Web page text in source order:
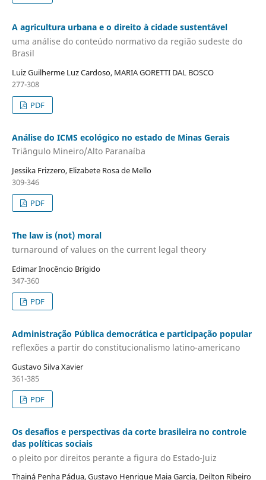
A agricultura urbana e o direito à cidade sustentável
uma análise do conteúdo normativo da região sudeste do
Brasil
Luiz Guilherme Luz Cardoso, MARIA GORETTI DAL BOSCO
277-308
PDF
Análise do ICMS ecológico no estado de Minas Gerais
Triângulo Mineiro/Alto Paranaíba
Jessika Frizzero, Elizabete Rosa de Mello
309-346
PDF
The law is (not) moral
turnaround of values on the current legal theory
Edimar Inocêncio Brígido
347-360
PDF
Administração Pública democrática e participação popular
reflexões a partir do constitucionalismo latino-americano
Gustavo Silva Xavier
361-385
PDF
Os desafios e perspectivas da corte brasileira no controle
das políticas sociais
o pleito por direitos perante a figura do Estado-Juiz
Thainá Penha Pádua, Gustavo Henrique Maia Garcia, Deilton Ribeiro